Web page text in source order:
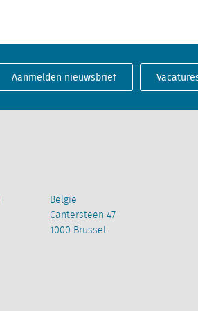
Aanmelden nieuwsbrief
België
Cantersteen 47
1000 Brussel